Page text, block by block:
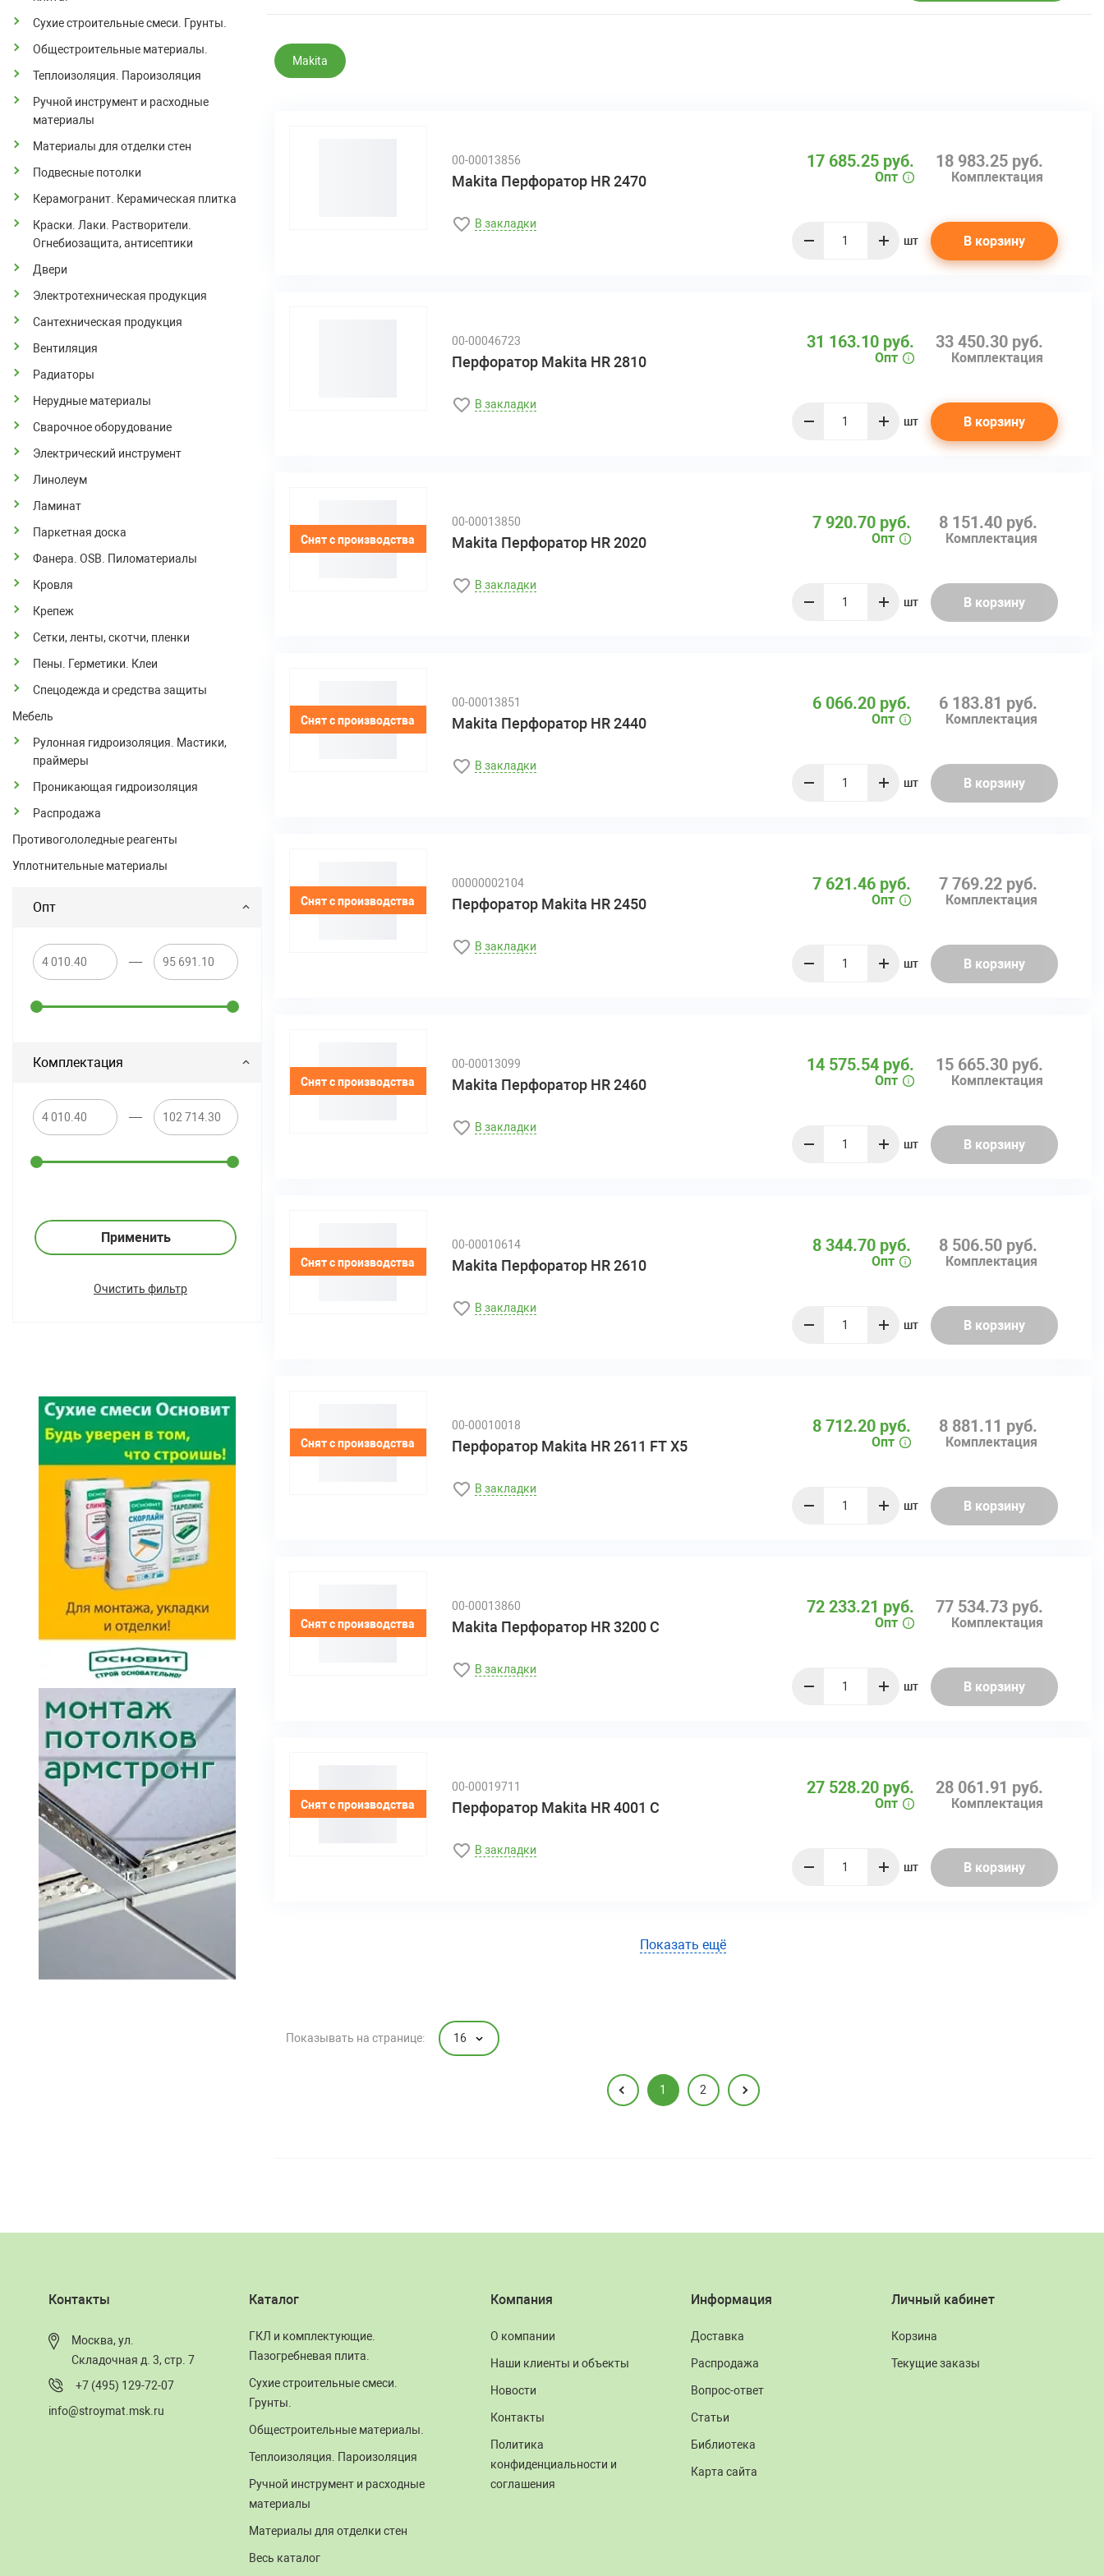
Сухие строительные смеси. Грунты.
Общестроительные материалы.
Теплоизоляция. Пароизоляция
Ручной инструмент и расходные
материалы
Материалы для отделки стен
Подвесные потолки
Керамогранит. Керамическая плитка
Краски. Лаки. Растворители.
Огнебиозащита, антисептики
Двери
Электротехническая продукция
Сантехническая продукция
Вентиляция
Радиаторы
Нерудные материалы
Сварочное оборудование
Электрический инструмент
Линолеум
Ламинат
Паркетная доска
Фанера. OSB. Пиломатериалы
Кровля
Крепеж
Сетки, ленты, скотчи, пленки
Пены. Герметики. Клеи
Спецодежда и средства защиты
Мебель
Рулонная гидроизоляция. Мастики,
праймеры
Проникающая гидроизоляция
Распродажа
Противогололедные реагенты
Уплотнительные материалы
Опт
—
Комплектация
—
Применить
Очистить фильтр
Makita
00-00013856
Makita Перфоратор HR 2470
В закладки
18 983.25 руб.
Комплектация
17 685.25 руб.
Опт
шт В корзину
00-00046723
Перфоратор Makita HR 2810
В закладки
33 450.30 руб.
Комплектация
31 163.10 руб.
Опт
шт В корзину
Снят с производства
00-00013850
Makita Перфоратор HR 2020
В закладки
8 151.40 руб.
Комплектация
7 920.70 руб.
Опт
шт В корзину
Снят с производства
00-00013851
Makita Перфоратор HR 2440
В закладки
6 183.81 руб.
Комплектация
6 066.20 руб.
Опт
шт В корзину
Снят с производства
00000002104
Перфоратор Makita HR 2450
В закладки
7 769.22 руб.
Комплектация
7 621.46 руб.
Опт
шт В корзину
Снят с производства
00-00013099
Makita Перфоратор HR 2460
В закладки
15 665.30 руб.
Комплектация
14 575.54 руб.
Опт
шт В корзину
Снят с производства
00-00010614
Makita Перфоратор HR 2610
В закладки
8 506.50 руб.
Комплектация
8 344.70 руб.
Опт
шт В корзину
Снят с производства
00-00010018
Перфоратор Makita HR 2611 FT X5
В закладки
8 881.11 руб.
Комплектация
8 712.20 руб.
Опт
шт В корзину
Снят с производства
00-00013860
Makita Перфоратор HR 3200 C
В закладки
77 534.73 руб.
Комплектация
72 233.21 руб.
Опт
шт В корзину
Снят с производства
00-00019711
Перфоратор Makita HR 4001 C
В закладки
28 061.91 руб.
Комплектация
27 528.20 руб.
Опт
шт В корзину
Показать ещё
1 2
Показывать на странице: 16
Контакты
Москва, ул.
Складочная д. 3, стр. 7
+7 (495) 129-72-07
info@stroymat.msk.ru
Каталог
ГКЛ и комплектующие.
Пазогребневая плита.
Сухие строительные смеси.
Грунты.
Общестроительные материалы.
Теплоизоляция. Пароизоляция
Ручной инструмент и расходные
материалы
Материалы для отделки стен
Весь каталог
Компания
О компании
Наши клиенты и объекты
Новости
Контакты
Политика
конфиденциальности и
соглашения
Информация
Доставка
Распродажа
Вопрос-ответ
Статьи
Библиотека
Карта сайта
Личный кабинет
Корзина
Текущие заказы